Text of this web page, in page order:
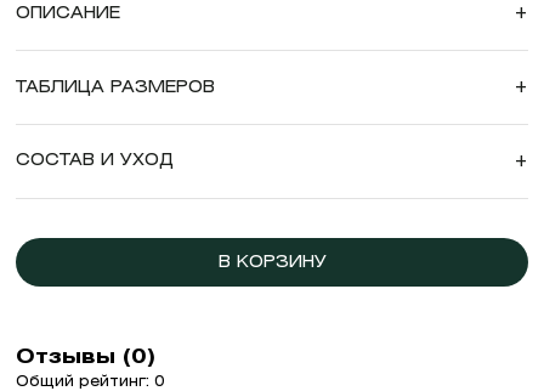
ОПИСАНИЕ +
ТАБЛИЦА РАЗМЕРОВ +
СОСТАВ И УХОД +
В КОРЗИНУ
Отзывы (0)
Общий рейтинг: 0